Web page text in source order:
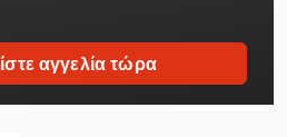
αγγελία τώρα